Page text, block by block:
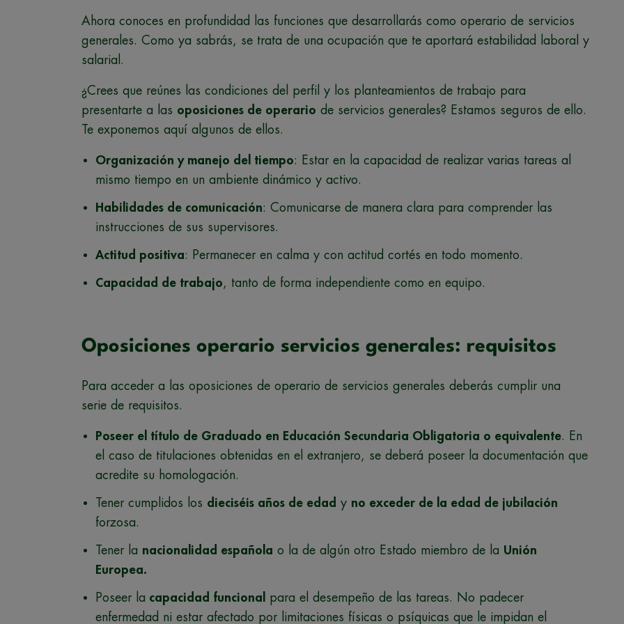
Ahora conoces en profundidad las funciones que desarrollarás como operario de servicios
generales. Como ya sabrás, se trata de una ocupación que te aportará estabilidad laboral y
salarial.
¿Crees que reúnes las condiciones del perfil y los planteamientos de trabajo para
presentarte a las oposiciones de operario de servicios generales? Estamos seguros de ello.
Te exponemos aquí algunos de ellos.
Organización y manejo del tiempo: Estar en la capacidad de realizar varias tareas al
mismo tiempo en un ambiente dinámico y activo.
Habilidades de comunicación: Comunicarse de manera clara para comprender las
instrucciones de sus supervisores.
Actitud positiva: Permanecer en calma y con actitud cortés en todo momento.
Capacidad de trabajo, tanto de forma independiente como en equipo.
Oposiciones operario servicios generales: requisitos
Para acceder a las oposiciones de operario de servicios generales deberás cumplir una
serie de requisitos.
Poseer el título de Graduado en Educación Secundaria Obligatoria o equivalente. En
el caso de titulaciones obtenidas en el extranjero, se deberá poseer la documentación que
acredite su homologación.
Tener cumplidos los dieciséis años de edad y no exceder de la edad de jubilación
forzosa.
Tener la nacionalidad española o la de algún otro Estado miembro de la Unión
Europea.
Poseer la capacidad funcional
para el desempeño de las tareas. No padecer
enfermedad ni estar afectado por limitaciones físicas o psíquicas que le impidan el